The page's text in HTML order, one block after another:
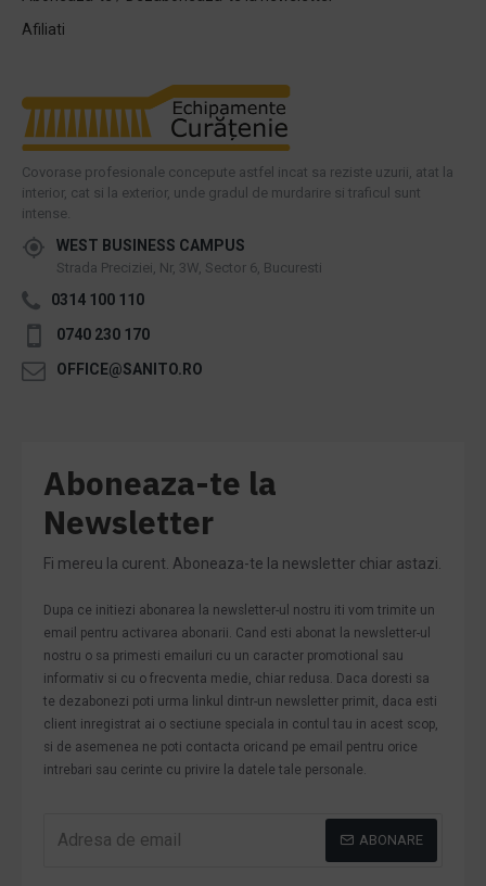
Afiliati
Covorase profesionale concepute astfel incat sa reziste uzurii, atat la
interior, cat si la exterior, unde gradul de murdarire si traficul sunt
intense.
WEST BUSINESS CAMPUS
Strada Preciziei, Nr, 3W, Sector 6, Bucuresti
0314 100 110
0740 230 170
OFFICE@SANITO.RO
Aboneaza-te la
Newsletter
Fi mereu la curent. Aboneaza-te la newsletter chiar astazi.
Dupa ce initiezi abonarea la newsletter-ul nostru iti vom trimite un
email pentru activarea abonarii. Cand esti abonat la newsletter-ul
nostru o sa primesti emailuri cu un caracter promotional sau
informativ si cu o frecventa medie, chiar redusa. Daca doresti sa
te dezabonezi poti urma linkul dintr-un newsletter primit, daca esti
client inregistrat ai o sectiune speciala in contul tau in acest scop,
si de asemenea ne poti contacta oricand pe email pentru orice
intrebari sau cerinte cu privire la datele tale personale.
ABONARE